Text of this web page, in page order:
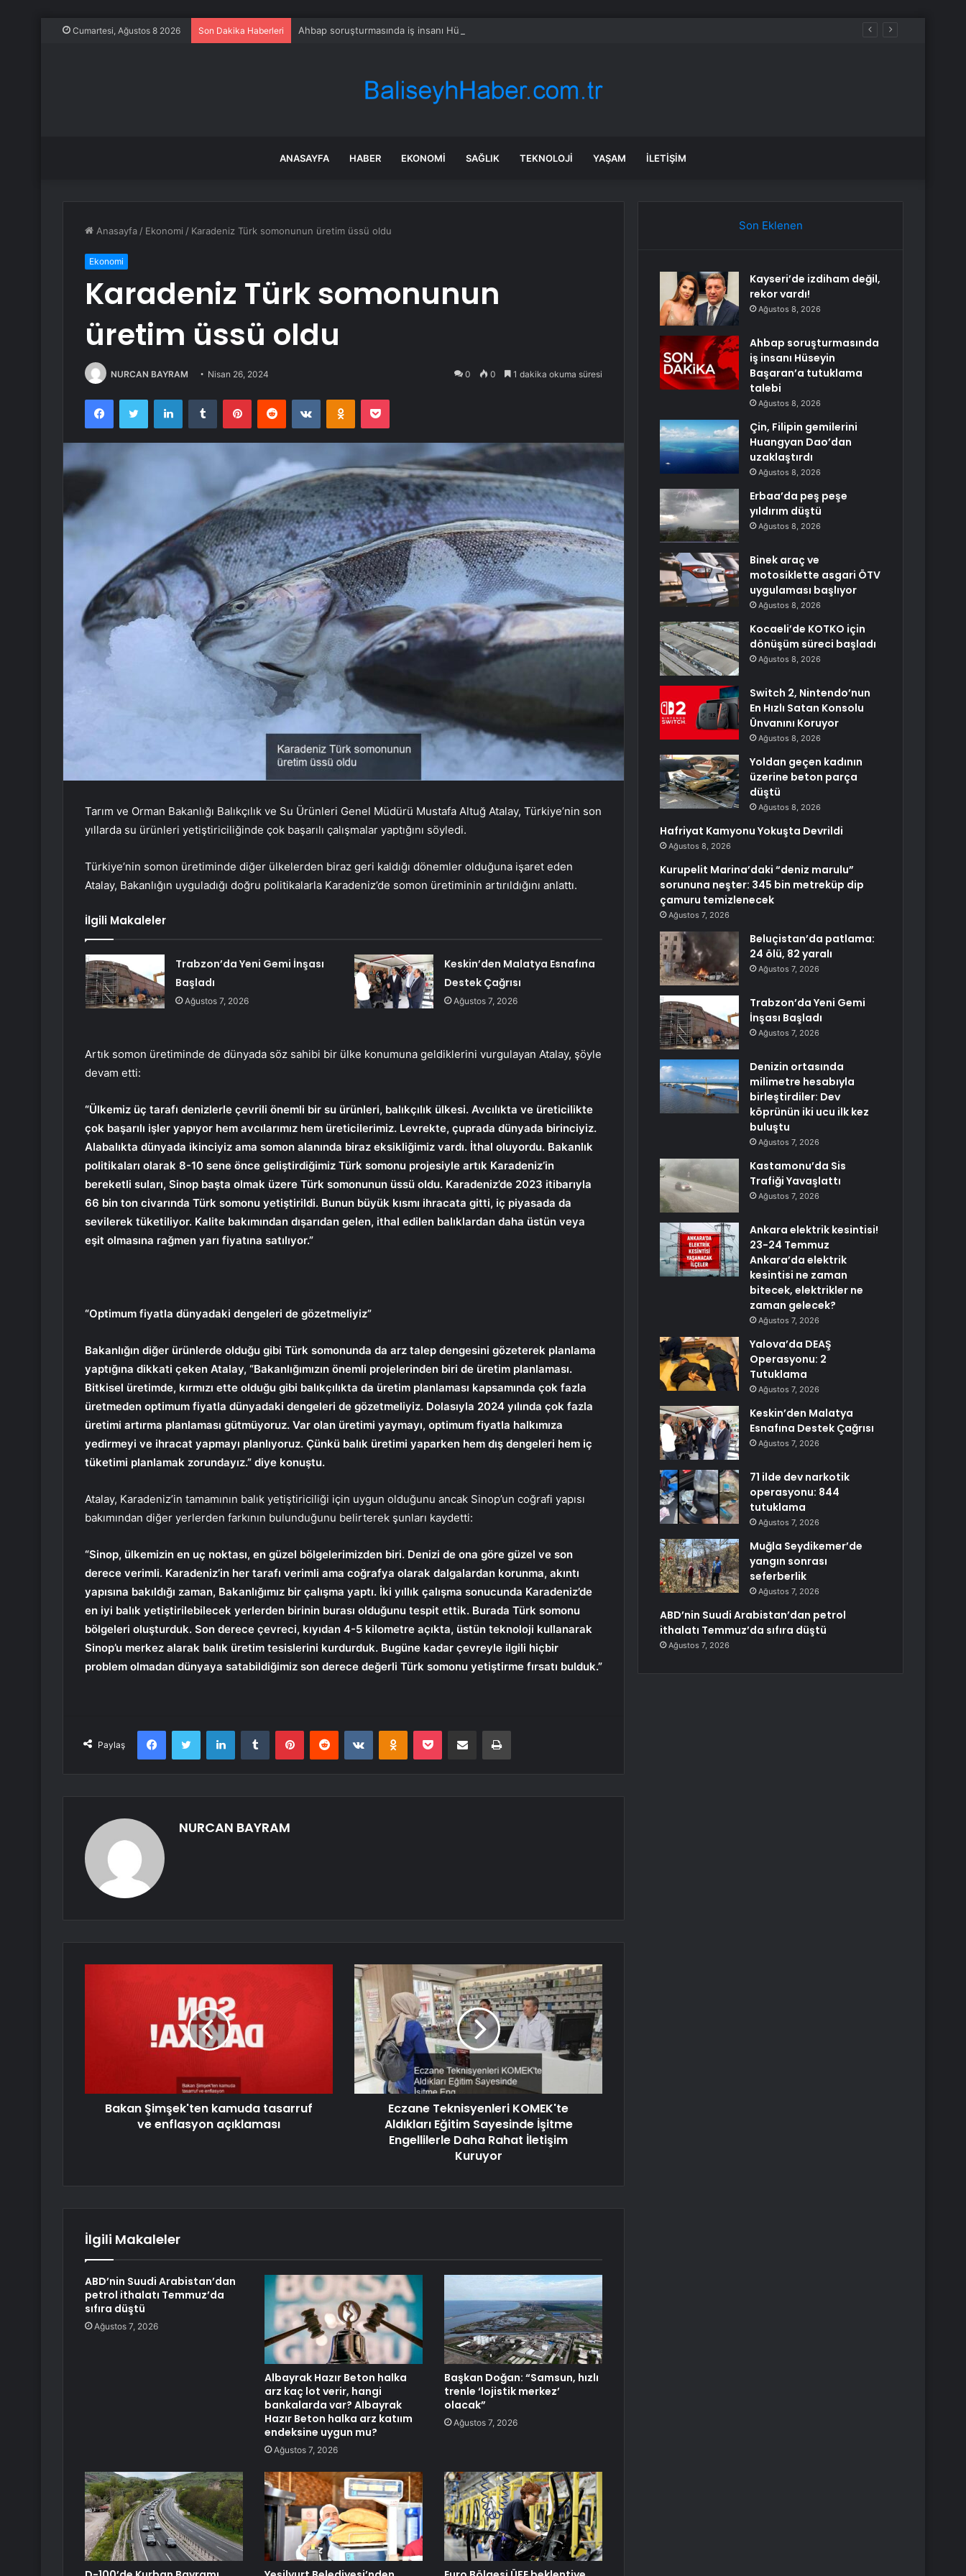
Cumartesi, Ağustos 8 2026 Son Dakika Haberleri Ahbap soruşturmasında iş insanı Hüseyin Başaran’a tutuklama talebi
ANASAYFA HABER EKONOMI SAĞLIK TEKNOLOJI YAŞAM İLETIŞIM
Anasayfa / Ekonomi / Karadeniz Türk somonunun üretim üssü oldu
Ekonomi
Karadeniz Türk somonunun
üretim üssü oldu
NURCAN BAYRAM Nisan 26, 2024 0 0 1 dakika okuma süresi
FacebookTwitter LinkedInTumblr PinterestReddit VKontakteOdnoklassniki
Pocket
Tarım ve Orman Bakanlığı Balıkçılık ve Su Ürünleri Genel Müdürü Mustafa Altuğ Atalay, Türkiye’nin son
yıllarda su ürünleri yetiştiriciliğinde çok başarılı çalışmalar yaptığını söyledi.
Türkiye’nin somon üretiminde diğer ülkelerden biraz geri kaldığı dönemler olduğuna işaret eden
Atalay, Bakanlığın uyguladığı doğru politikalarla Karadeniz’de somon üretiminin artırıldığını anlattı.
İlgili Makaleler
Trabzon’da Yeni Gemi İnşası
Başladı
Ağustos 7, 2026
Keskin’den Malatya Esnafına
Destek Çağrısı
Ağustos 7, 2026
Artık somon üretiminde de dünyada söz sahibi bir ülke konumuna geldiklerini vurgulayan Atalay, şöyle
devam etti:
“Ülkemiz üç tarafı denizlerle çevrili önemli bir su ürünleri, balıkçılık ülkesi. Avcılıkta ve üreticilikte
çok başarılı işler yapıyor hem avcılarımız hem üreticilerimiz. Levrekte, çuprada dünyada birinciyiz.
Alabalıkta dünyada ikinciyiz ama somon alanında biraz eksikliğimiz vardı. İthal oluyordu. Bakanlık
politikaları olarak 8-10 sene önce geliştirdiğimiz Türk somonu projesiyle artık Karadeniz’in
bereketli suları, Sinop başta olmak üzere Türk somonunun üssü oldu. Karadeniz’de 2023 itibarıyla
66 bin ton civarında Türk somonu yetiştirildi. Bunun büyük kısmı ihracata gitti, iç piyasada da
sevilerek tüketiliyor. Kalite bakımından dışarıdan gelen, ithal edilen balıklardan daha üstün veya
eşit olmasına rağmen yarı fiyatına satılıyor.”
“Optimum fiyatla dünyadaki dengeleri de gözetmeliyiz”
Bakanlığın diğer ürünlerde olduğu gibi Türk somonunda da arz talep dengesini gözeterek planlama
yaptığına dikkati çeken Atalay, “Bakanlığımızın önemli projelerinden biri de üretim planlaması.
Bitkisel üretimde, kırmızı ette olduğu gibi balıkçılıkta da üretim planlaması kapsamında çok fazla
üretmeden optimum fiyatla dünyadaki dengeleri de gözetmeliyiz. Dolasıyla 2024 yılında çok fazla
üretimi artırma planlaması gütmüyoruz. Var olan üretimi yaymayı, optimum fiyatla halkımıza
yedirmeyi ve ihracat yapmayı planlıyoruz. Çünkü balık üretimi yaparken hem dış dengeleri hem iç
tüketimi planlamak zorundayız.” diye konuştu.
Atalay, Karadeniz’in tamamının balık yetiştiriciliği için uygun olduğunu ancak Sinop’un coğrafi yapısı
bakımından diğer yerlerden farkının bulunduğunu belirterek şunları kaydetti:
“Sinop, ülkemizin en uç noktası, en güzel bölgelerimizden biri. Denizi de ona göre güzel ve son
derece verimli. Karadeniz’in her tarafı verimli ama coğrafya olarak dalgalardan korunma, akıntı
yapısına bakıldığı zaman, Bakanlığımız bir çalışma yaptı. İki yıllık çalışma sonucunda Karadeniz’de
en iyi balık yetiştirilebilecek yerlerden birinin burası olduğunu tespit ettik. Burada Türk somonu
bölgeleri oluşturduk. Son derece çevreci, kıyıdan 4-5 kilometre açıkta, üstün teknoloji kullanarak
Sinop’u merkez alarak balık üretim tesislerini kurdurduk. Bugüne kadar çevreyle ilgili hiçbir
problem olmadan dünyaya satabildiğimiz son derece değerli Türk somonu yetiştirme fırsatı bulduk.”
Paylaş
FacebookTwitter LinkedInTumblr PinterestReddit VKontakteOdnoklassniki
Pocket E-Posta ile paylaş Yazdır
NURCAN BAYRAM
Bakan Şimşek'ten kamuda tasarruf
ve enflasyon açıklaması
Eczane Teknisyenleri KOMEK'te
Aldıkları Eğitim Sayesinde İşitme
Engellilerle Daha Rahat İletişim
Kuruyor
İlgili Makaleler
ABD’nin Suudi Arabistan’dan
petrol ithalatı Temmuz’da
sıfıra düştü
Ağustos 7, 2026
Albayrak Hazır Beton halka
arz kaç lot verir, hangi
bankalarda var? Albayrak
Hazır Beton halka arz katıım
endeksine uygun mu?
Ağustos 7, 2026
Başkan Doğan: “Samsun, hızlı
trenle ‘lojistik merkez’
olacak”
Ağustos 7, 2026
Son Eklenen
Kayseri’de izdiham değil,
rekor vardı!
Ağustos 8, 2026
Ahbap soruşturmasında
iş insanı Hüseyin
Başaran’a tutuklama
talebi
Ağustos 8, 2026
Çin, Filipin gemilerini
Huangyan Dao’dan
uzaklaştırdı
Ağustos 8, 2026
Erbaa’da peş peşe
yıldırım düştü
Ağustos 8, 2026
Binek araç ve
motosiklette asgari ÖTV
uygulaması başlıyor
Ağustos 8, 2026
Kocaeli’de KOTKO için
dönüşüm süreci başladı
Ağustos 8, 2026
Switch 2, Nintendo’nun
En Hızlı Satan Konsolu
Ünvanını Koruyor
Ağustos 8, 2026
Yoldan geçen kadının
üzerine beton parça
düştü
Ağustos 8, 2026
Hafriyat Kamyonu Yokuşta Devrildi
Ağustos 8, 2026
Kurupelit Marina’daki “deniz marulu”
sorununa neşter: 345 bin metreküp dip
çamuru temizlenecek
Ağustos 7, 2026
Beluçistan’da patlama:
24 ölü, 82 yaralı
Ağustos 7, 2026
Trabzon’da Yeni Gemi
İnşası Başladı
Ağustos 7, 2026
Denizin ortasında
milimetre hesabıyla
birleştirdiler: Dev
köprünün iki ucu ilk kez
buluştu
Ağustos 7, 2026
Kastamonu’da Sis
Trafiği Yavaşlattı
Ağustos 7, 2026
Ankara elektrik kesintisi!
23-24 Temmuz
Ankara’da elektrik
kesintisi ne zaman
bitecek, elektrikler ne
zaman gelecek?
Ağustos 7, 2026
Yalova’da DEAŞ
Operasyonu: 2
Tutuklama
Ağustos 7, 2026
Keskin’den Malatya
Esnafına Destek Çağrısı
Ağustos 7, 2026
71 ilde dev narkotik
operasyonu: 844
tutuklama
Ağustos 7, 2026
Muğla Seydikemer’de
yangın sonrası
seferberlik
Ağustos 7, 2026
ABD’nin Suudi Arabistan’dan petrol
ithalatı Temmuz’da sıfıra düştü
Ağustos 7, 2026